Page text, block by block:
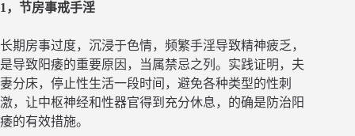
1，节房事戒手淫
长期房事过度，沉浸于色情，频繁手淫导致精神疲乏，
是导致阳痿的重要原因，当属禁忌之列。实践证明，夫
妻分床，停止性生活一段时间，避免各种类型的性刺
激，让中枢神经和性器官得到充分休息，的确是防治阳
痿的有效措施。